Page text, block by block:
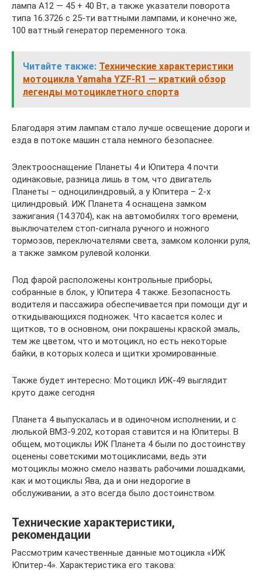
лампа А12 — 45 + 40 Вт, а также указатели поворота
типа 16.3726 с 25-ти ваттными лампами, и конечно же,
100 ваттный генератор переменного тока.
Читайте также: Технические характеристики
мотоцикла Yamaha YZF-R1 — краткий обзор
легенды мотоциклетного спорта
Благодаря этим лампам стало лучше освещение дороги и
езда в потоке машин стала немного безопаснее.
Электрооснащение Планеты 4 и Юпитера 4 почти
одинаковые, разница лишь в том, что двигатель
Планеты – одноцилиндровый, а у Юпитера – 2-х
цилиндровый. ИЖ Планета 4 оснащена замком
зажигания (14.3704), как на автомобилях того времени,
выключателем стоп-сигнала ручного и ножного
тормозов, переключателями света, замком колонки руля,
а также замком рулевой колонки.
Под фарой расположены контрольные приборы,
собранные в блок, у Юпитера 4 также. Безопасность
водителя и пассажира обеспечивается при помощи дуг и
откидывающихся подножек. Что касается колес и
щитков, то в основном, они покрашены краской эмаль,
тем же цветом, что и мотоцикл, но есть некоторые
байки, в которых колеса и щитки хромированные.
Также будет интересно: Мотоцикл ИЖ-49 выглядит
круто даже сегодня
Планета 4 выпускалась и в одиночном исполнении, и с
люлькой ВМЗ-9.202, которая ставится и на Юпитеры. В
общем, мотоциклы ИЖ Планета 4 были по достоинству
оценены советскими мотоциклисами, ведь эти
мотоциклы можно смело назвать рабочими лошадками,
как и мотоциклы Ява, да и они недорогие в
обслуживании, а это всегда было достоинством.
Технические характеристики,
рекомендации
Рассмотрим качественные данные мотоцикла «ИЖ
Юпитер-4». Характеристика его такова: